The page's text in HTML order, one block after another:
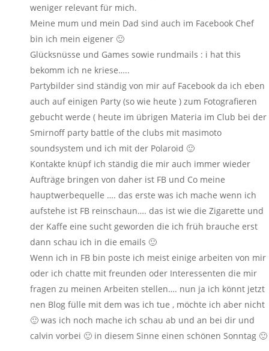
weniger relevant für mich.
Meine mum und mein Dad sind auch im Facebook Chef
bin ich mein eigener 🙂
Glücksnüsse und Games sowie rundmails : i hat this
bekomm ich ne kriese…..
Partybilder sind ständig von mir auf Facebook da ich eben
auch auf einigen Party (so wie heute ) zum Fotografieren
gebucht werde ( heute im übrigen Materia im Club bei der
Smirnoff party battle of the clubs mit masimoto
soundsystem und ich mit der Polaroid 🙂
Kontakte knüpf ich ständig die mir auch immer wieder
Aufträge bringen von daher ist FB und Co meine
hauptwerbequelle …. das erste was ich mache wenn ich
aufstehe ist FB reinschaun…. das ist wie die Zigarette und
der Kaffe eine sucht geworden die ich früh brauche erst
dann schau ich in die emails 🙂
Wenn ich in FB bin poste ich meist einige arbeiten von mir
oder ich chatte mit freunden oder Interessenten die mir
fragen zu meinen Arbeiten stellen…. nun ja ich könnt jetzt
nen Blog fülle mit dem was ich tue , möchte ich aber nicht
🙂 was ich noch mache ich schau ab und an bei dir und
calvin vorbei 🙂 in diesem Sinne einen schönen Sonntag 🙂